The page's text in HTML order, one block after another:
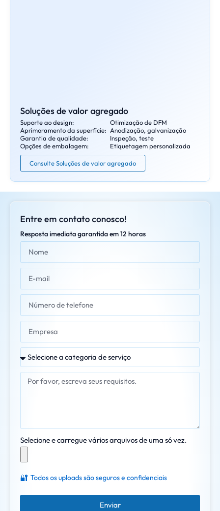
Soluções de valor agregado
Suporte ao design:
Otimização de DFM
Aprimoramento da superfície: Anodização, galvanização
Garantia de qualidade:
Inspeção, teste
Opções de embalagem:
Etiquetagem personalizada
Consulte Soluções de valor agregado
Entre em contato conosco!
Resposta imediata garantida em 12 horas
Selecione e carregue vários arquivos de uma só vez.
🔐 Todos os uploads são seguros e confidenciais
Enviar